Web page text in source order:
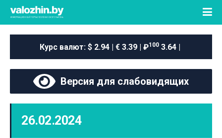
Курс валют: $ 2.94 | € 3.39 | ₽100 3.64 |
Версия для слабовидящих
26.02.2024